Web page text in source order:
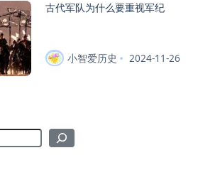
古代军队为什么要重视军纪
小智爱历史 2024-11-26